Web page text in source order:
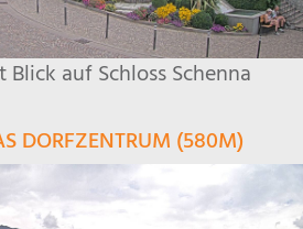
Blick auf Schloss Schenna
DORFZENTRUM (580M)